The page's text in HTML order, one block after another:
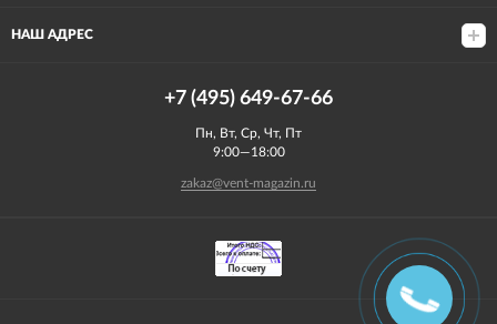
НАШ АДРЕС
+7 (495) 649-67-66
Пн, Вт, Ср, Чт, Пт
9:00—18:00
zakaz@vent-magazin.ru